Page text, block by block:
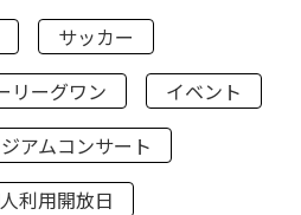
サッカー
リーグワン
イベント
アムコンサート
利用開放日